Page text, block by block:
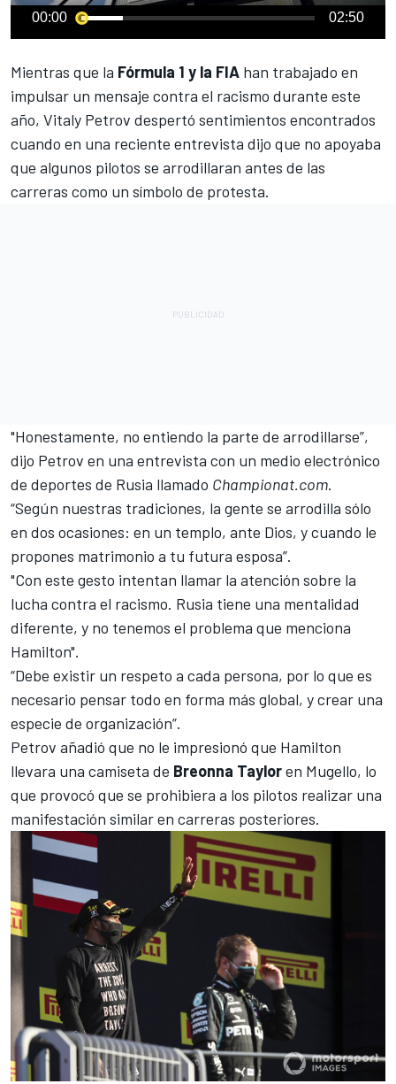
00:00 02:50
Mientras que la Fórmula 1 y la FIA han trabajado en
impulsar un mensaje contra el racismo durante este
año, Vitaly Petrov despertó sentimientos encontrados
cuando en una reciente entrevista dijo que no apoyaba
que algunos pilotos se arrodillaran antes de las
carreras como un símbolo de protesta.
"Honestamente, no entiendo la parte de arrodillarse”,
dijo Petrov en una entrevista con un medio electrónico
de deportes de Rusia llamado Championat.com.
“Según nuestras tradiciones, la gente se arrodilla sólo
en dos ocasiones: en un templo, ante Dios, y cuando le
propones matrimonio a tu futura esposa”.
"Con este gesto intentan llamar la atención sobre la
lucha contra el racismo. Rusia tiene una mentalidad
diferente, y no tenemos el problema que menciona
Hamilton".
“Debe existir un respeto a cada persona, por lo que es
necesario pensar todo en forma más global, y crear una
especie de organización”.
Petrov añadió que no le impresionó que Hamilton
llevara una camiseta de Breonna Tayloren Mugello, lo
que provocó que se prohibiera a los pilotos realizar una
manifestación similar en carreras posteriores.